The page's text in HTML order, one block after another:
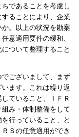
であることを考慮し
ることにより、企業
。以上の状況を勘案
意適用要件の緩和、
ついて整理すること
ございまして、まず
ます。これは繰り返
ていること、ＩＦＲ
み・体制整備をして
行っていること、と
Ｓの任意適用ができ